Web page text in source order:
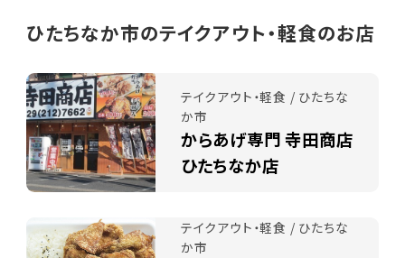
ひたちなか市のテイクアウト・軽食のお店
テイクアウト・軽食 / ひたちな
か市
からあげ専門 寺田商店
ひたちなか店
テイクアウト・軽食 / ひたちな
か市